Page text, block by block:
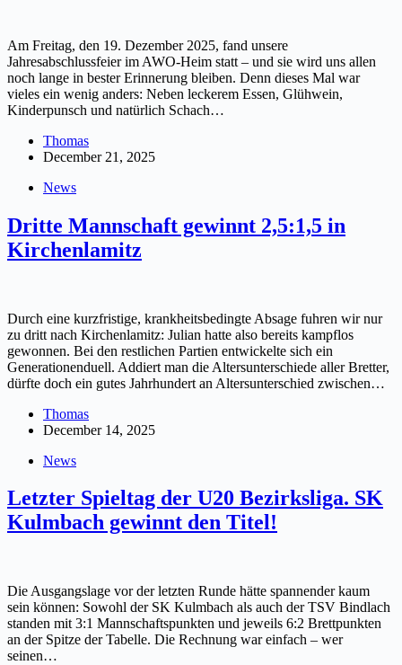
Am Freitag, den 19. Dezember 2025, fand unsere
Jahresabschlussfeier im AWO-Heim statt – und sie wird uns allen
noch lange in bester Erinnerung bleiben. Denn dieses Mal war
vieles ein wenig anders: Neben leckerem Essen, Glühwein,
Kinderpunsch und natürlich Schach…
Thomas
December 21, 2025
News
Dritte Mannschaft gewinnt 2,5:1,5 in
Kirchenlamitz
Durch eine kurzfristige, krankheitsbedingte Absage fuhren wir nur
zu dritt nach Kirchenlamitz: Julian hatte also bereits kampflos
gewonnen. Bei den restlichen Partien entwickelte sich ein
Generationenduell. Addiert man die Altersunterschiede aller Bretter,
dürfte doch ein gutes Jahrhundert an Altersunterschied zwischen…
Thomas
December 14, 2025
News
Letzter Spieltag der U20 Bezirksliga. SK
Kulmbach gewinnt den Titel!
Die Ausgangslage vor der letzten Runde hätte spannender kaum
sein können: Sowohl der SK Kulmbach als auch der TSV Bindlach
standen mit 3:1 Mannschaftspunkten und jeweils 6:2 Brettpunkten
an der Spitze der Tabelle. Die Rechnung war einfach – wer
seinen…